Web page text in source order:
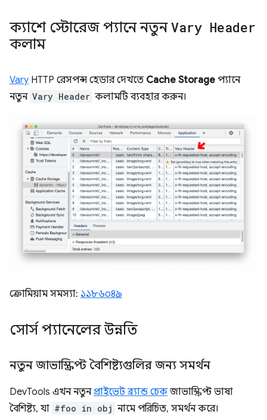
ক্যাশে স্টোরেজ প্যানে নতুনVary Header
কলাম
Vary HTTP রেসপন্স হেডার দেখতে Cache Storage প্যানে
নতুন Vary Header কলামটি ব্যবহার করুন।
ক্রোমিয়াম সমস্যা: ১১৮৬০৪৯
সোর্স প্যানেলের উন্নতি
নতুন জাভাস্ক্রিপ্ট বৈশিষ্ট্যগুলির জন্য সমর্থন
DevTools এখন নতুনপ্রাইভেট ব্র্যান্ড চেকজাভাস্ক্রিপ্ট ভাষা
বৈশিষ্ট্য, যা #foo in obj নামে পরিচিত, সমর্থন করে।